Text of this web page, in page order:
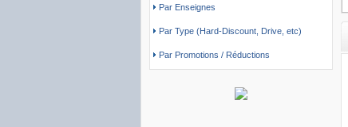
Par Enseignes
Par Type (Hard-Discount, Drive, etc)
Par Promotions / Réductions